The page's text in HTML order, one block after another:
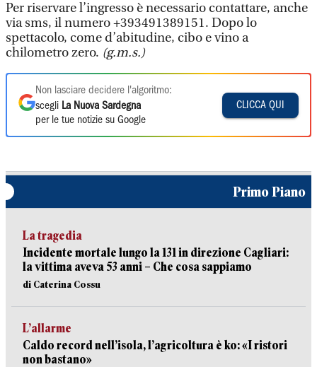
Per riservare l’ingresso è necessario contattare, anche
via sms, il numero +393491389151. Dopo lo
spettacolo, come d’abitudine, cibo e vino a
chilometro zero. (g.m.s.)
Non lasciare decidere l'algoritmo:
scegli La Nuova Sardegna
per le tue notizie su Google
CLICCA QUI
Primo Piano
La tragedia
Incidente mortale lungo la 131 in direzione Cagliari:
la vittima aveva 53 anni – Che cosa sappiamo
di Caterina Cossu
L’allarme
Caldo record nell’isola, l’agricoltura è ko: «I ristori
non bastano»